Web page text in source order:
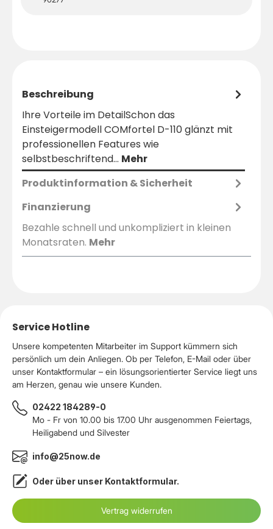
Beschreibung
Ihre Vorteile im DetailSchon das
Einsteigermodell COMfortel D-110 glänzt mit
professionellen Features wie
selbstbeschriftend… Mehr
Produktinformation & Sicherheit
Finanzierung
Bezahle schnell und unkompliziert in kleinen
Monatsraten. Mehr
Service Hotline
Unsere kompetenten Mitarbeiter im Support kümmern sich
persönlich um dein Anliegen. Ob per Telefon, E-Mail oder über
unser Kontaktformular – ein lösungsorientierter Service liegt uns
am Herzen, genau wie unsere Kunden.
02422 184289-0
Mo - Fr von 10.00 bis 17.00 Uhr ausgenommen Feiertags,
Heiligabend und Silvester
info@25now.de
Oder über unser Kontaktformular.
Vertrag widerrufen